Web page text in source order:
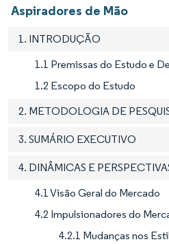
Aspiradores de Mão
1. INTRODUÇÃO
1.1 Premissas do Estudo e
1.2 Escopo do Estudo
2. METODOLOGIA DE
3. SUMÁRIO EXECUTIVO
4. DINÂMICAS E
4.1 Visão Geral do Mercado
4.2 Impulsionadores do
4.2.1 Mudanças nos